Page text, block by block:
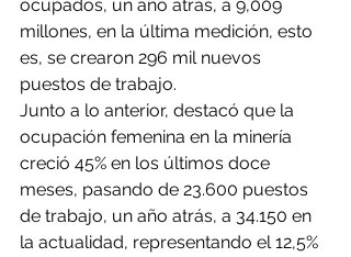
ocupados, un año atrás, a 9,009
millones, en la última medición, esto
es, se crearon 296 mil nuevos
puestos de trabajo.
Junto a lo anterior, destacó que la
ocupación femenina en la minería
creció 45% en los últimos doce
meses, pasando de 23.600 puestos
de trabajo, un año atrás, a 34.150 en
la actualidad, representando el 12,5%